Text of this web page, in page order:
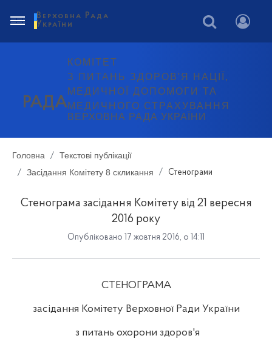
РАДА
КОМІТЕТ
З ПИТАНЬ ЗДОРОВ'Я НАЦІЇ,
МЕДИЧНОЇ ДОПОМОГИ ТА
МЕДИЧНОГО СТРАХУВАННЯ
ВЕРХОВНА РАДА УКРАЇНИ
Верховна Рада
України
Головна
Текстові публікації
Засідання Комітету 8 скликання
Стенограми
Стенограма засідання Комітету від 21 вересня
2016 року
Опубліковано 17 жовтня 2016, о 14:11
СТЕНОГРАМА
засідання Комітету Верховної Ради України
з питань охорони здоров'я